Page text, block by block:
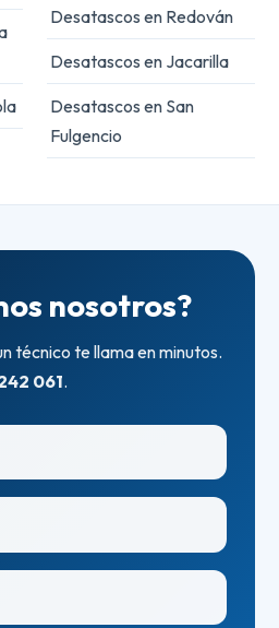
Desatascos en Redován
Desatascos en Jacarilla
Desatascos en San
Fulgencio
nosotros?
técnico te llama en minutos.
061.